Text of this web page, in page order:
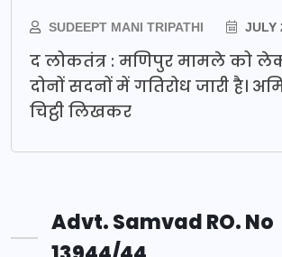
SUDEEPT MANI TRIPATHI JULY
द लोकतंत्र : मणिपुर मामले को
दोनों सदनों में गतिरोध जारी है।
चिट्ठी लिखकर
Advt. Samvad RO. No